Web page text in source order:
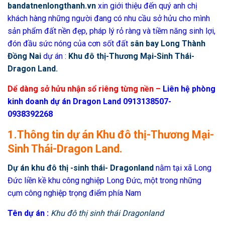
bandatnenlongthanh.vn xin giới thiệu đến quý anh chị
khách hàng những người đang có nhu cầu sở hửu cho mình
sản phẩm đất nền đẹp, pháp lý rỏ ràng và tiềm năng sinh lợi,
đón đầu sức nóng của cơn sốt đất sân bay Long Thành
Đồng Nai dự án : Khu đô thị-Thương Mại-Sinh Thái-
Dragon Land.
Dể dàng sở hửu nhận sổ riêng từng nền – Liên hệ phòng
kinh doanh dự án Dragon Land 0913138507-
0938392268
1.Thông tin dự án Khu đô thị-Thương Mại-
Sinh Thái-Dragon Land.
Dự án khu đô thị -sinh thái- Dragonland nằm tại xã Long
Đức liền kề khu công nghiệp Long Đức, một trong những
cụm công nghiệp trọng điểm phía Nam
Tên dự án : Khu đô thị sinh thái Dragonland